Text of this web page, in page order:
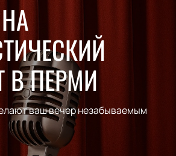
В ПЕРМИ
ваш вечер незабываемым